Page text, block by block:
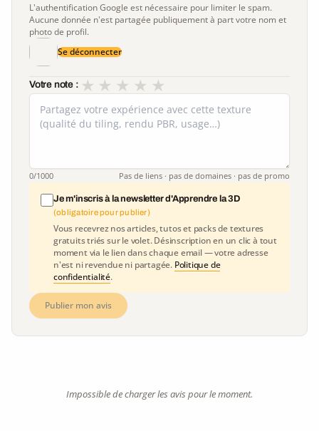
L'authentification Google est nécessaire pour limiter le spam.
Aucune donnée n'est partagée publiquement à part votre nom et
photo de profil.
Se déconnecter
Votre note : ★
★
★
★
★
0/1000 Pas de liens · pas de domaines · pas de promo
Je m'inscris à la newsletter d'Apprendre la 3D
(obligatoire pour publier)
Vous recevrez nos articles, tutos et packs de textures
gratuits triés sur le volet. Désinscription en un clic à tout
moment via le lien dans chaque email — votre adresse
n'est ni revendue ni partagée. Politique de
confidentialité.
Publier mon avis
Impossible de charger les avis pour le moment.